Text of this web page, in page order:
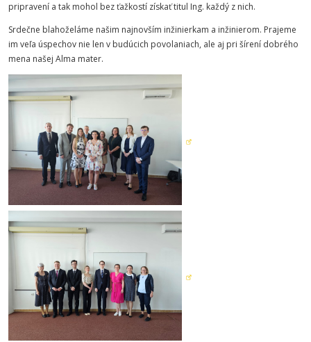
pripravení a tak mohol bez ťažkostí získať titul Ing. každý z nich.
Srdečne blahoželáme našim najnovším inžinierkam a inžinierom. Prajeme
im veľa úspechov nie len v budúcich povolaniach, ale aj pri šírení dobrého
mena našej Alma mater.